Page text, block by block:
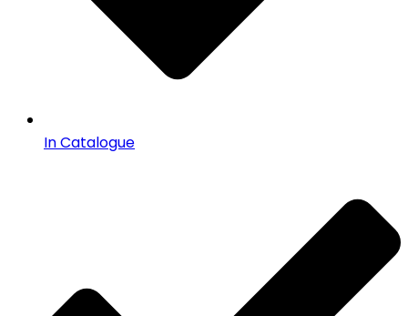
In Catalogue